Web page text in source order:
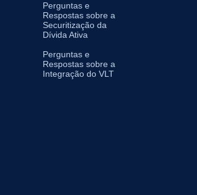
Perguntas e
Respostas sobre a
Securitização da
Dívida Ativa
Perguntas e
Respostas sobre a
Integração do VLT